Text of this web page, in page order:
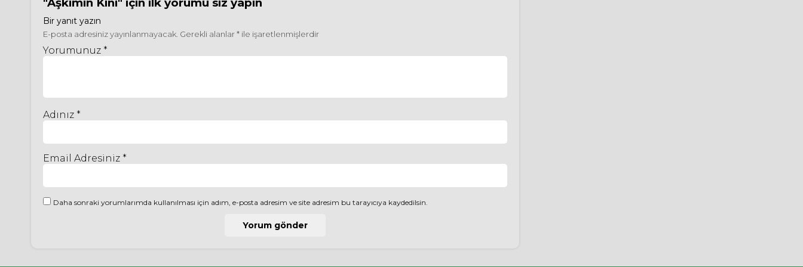
Bir yanıt yazın
E-posta adresiniz yayınlanmayacak. Gerekli alanlar* ile işaretlenmişlerdir
Yorumunuz *
Adınız *
Email Adresiniz *
Daha sonraki yorumlarımda kullanılması için adım, e-posta adresim ve site adresim bu tarayıcıya kaydedilsin.